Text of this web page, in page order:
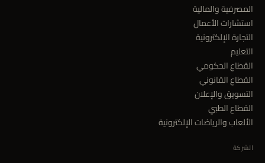
المصرفية والمالية
استشارات الأعمال
التجارة الإلكترونية
التعليم
القطاع الحكومي
القطاع القانوني
التسويق والإعلان
القطاع الطبي
الألعاب والرياضات الإلكترونية
الشركة